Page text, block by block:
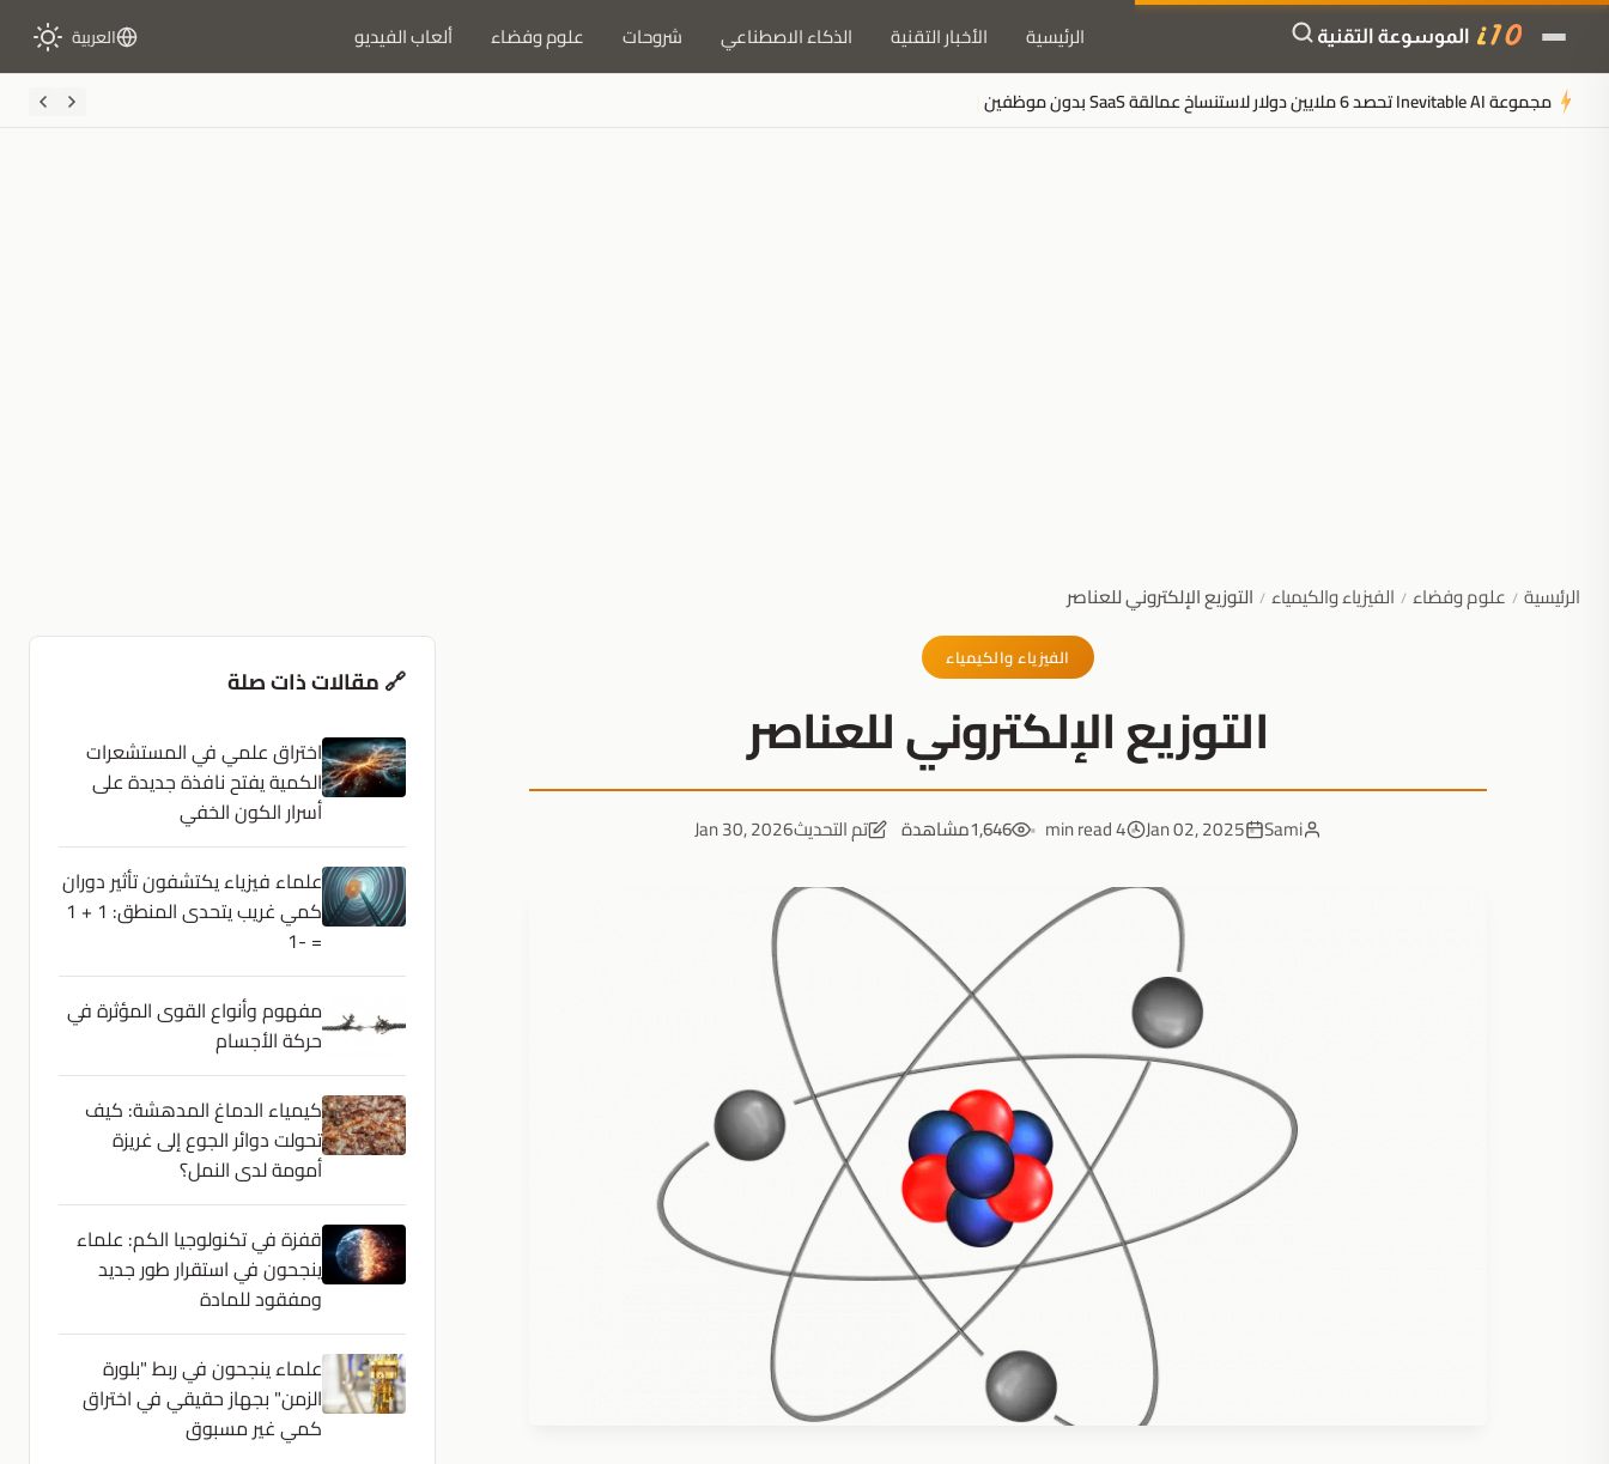
الرئيسية الأخبار التقنية الذكاء الاصطناعي شروحات علوم وفضاء ألعاب الفيديو العربية
ملخَّص المقال
مجموعة Inevitable AI تحصد 6 ملايين دولار لاستنساخ عمالقة SaaS بدون موظفين
الرئيسية / علوم وفضاء / الفيزياء والكيمياء / التوزيع الإلكتروني للعناصر
الفيزياء والكيمياء
التوزيع الإلكتروني للعناصر
Sami
Jan 02, 2025
4 min read
1,646مشاهدة تم التحديثJan 30, 2026
🔗 مقالات ذات صلة
اختراق علمي في المستشعرات
الكمية يفتح نافذة جديدة على
أسرار الكون الخفي
علماء فيزياء يكتشفون تأثير دوران
كمي غريب يتحدى المنطق: 1 + 1
= -1
مفهوم وأنواع القوى المؤثرة في
حركة الأجسام
كيمياء الدماغ المدهشة: كيف
تحولت دوائر الجوع إلى غريزة
أمومة لدى النمل؟
قفزة في تكنولوجيا الكم: علماء
ينجحون في استقرار طور جديد
ومفقود للمادة
علماء ينجحون في ربط "بلورة
الزمن" بجهاز حقيقي في اختراق
كمي غير مسبوق